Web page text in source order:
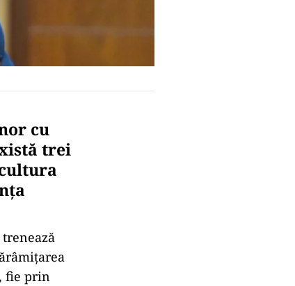
cu
trei
fie prin